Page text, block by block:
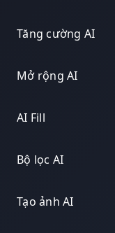
Tăng cường AI
Mở rộng AI
AI Fill
Bộ lọc AI
Tạo ảnh AI